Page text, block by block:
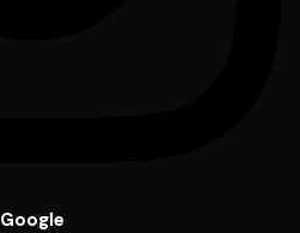
Google